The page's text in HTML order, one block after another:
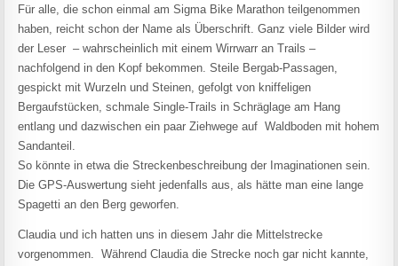
Für alle, die schon einmal am Sigma Bike Marathon teilgenommen
haben, reicht schon der Name als Überschrift. Ganz viele Bilder wird
der Leser – wahrscheinlich mit einem Wirrwarr an Trails –
nachfolgend in den Kopf bekommen. Steile Bergab-Passagen,
gespickt mit Wurzeln und Steinen, gefolgt von kniffeligen
Bergaufstücken, schmale Single-Trails in Schräglage am Hang
entlang und dazwischen ein paar Ziehwege auf Waldboden mit hohem
Sandanteil.
So könnte in etwa die Streckenbeschreibung der Imaginationen sein.
Die GPS-Auswertung sieht jedenfalls aus, als hätte man eine lange
Spagetti an den Berg geworfen.
Claudia und ich hatten uns in diesem Jahr die Mittelstrecke
vorgenommen. Während Claudia die Strecke noch gar nicht kannte,